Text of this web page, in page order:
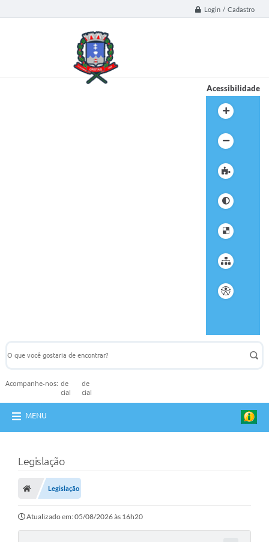
Login / Cadastro
Acessibilidade
Acompanhe-nos:
MENU
Legislação
Legislação
Atualizado em: 05/08/2026 às 16h20